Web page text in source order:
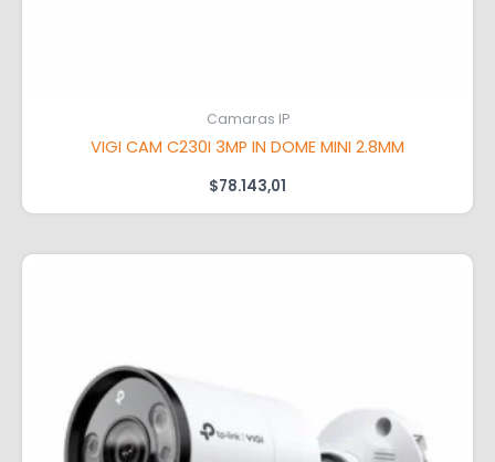
Camaras IP
VIGI CAM C230I 3MP IN DOME MINI 2.8MM
$78.143,01